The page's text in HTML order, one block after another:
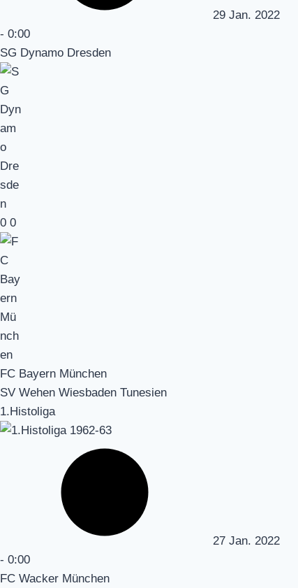
29 Jan. 2022
- 0:00
SG Dynamo Dresden
0 0
FC Bayern München
SV Wehen Wiesbaden Tunesien
1.Histoliga
27 Jan. 2022
- 0:00
FC Wacker München